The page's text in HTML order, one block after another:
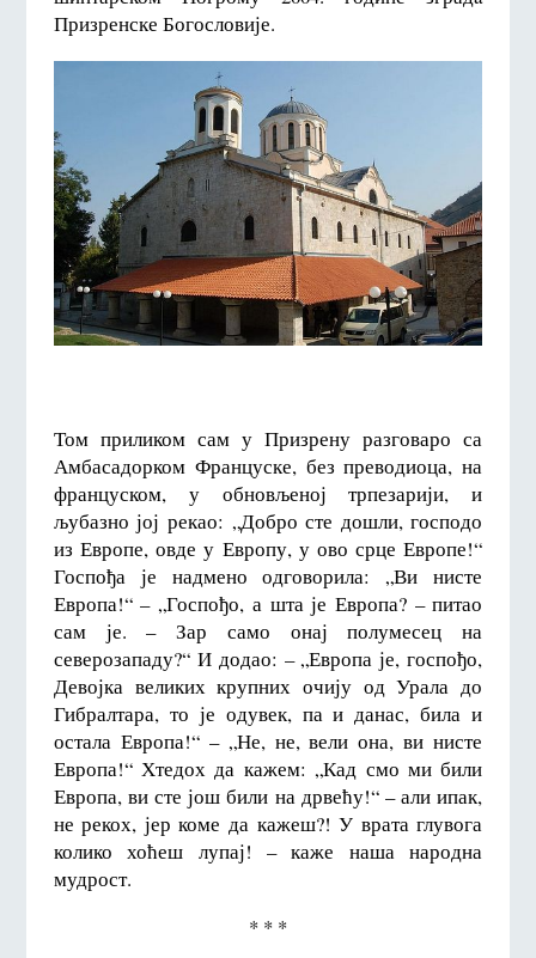
Призренске Богословије.
Том приликом сам у Призрену разговаро са
Амбасадорком Француске, без преводиоца, на
француском, у обновљеној трпезарији, и
љубазно јој рекао: „Добро сте дошли, господо
из Европе, овде у Европу, у ово срце Европе!“
Госпођа је надмено одговорила: „Ви нисте
Европа!“ – „Госпођо, а шта је Европа? – питао
сам је. – Зар само онај полумесец на
северозападу?“ И додао: – „Европа је, госпођо,
Девојка великих крупних очију од Урала до
Гибралтара, то је одувек, па и данас, била и
остала Европа!“ – „Не, не, вели она, ви нисте
Европа!“ Хтедох да кажем: „Кад смо ми били
Европа, ви сте још били на дрвећу!“ – али ипак,
не рекох, јер коме да кажеш?! У врата глувога
колико хоћеш лупај! – каже наша народна
мудрост.
* * *